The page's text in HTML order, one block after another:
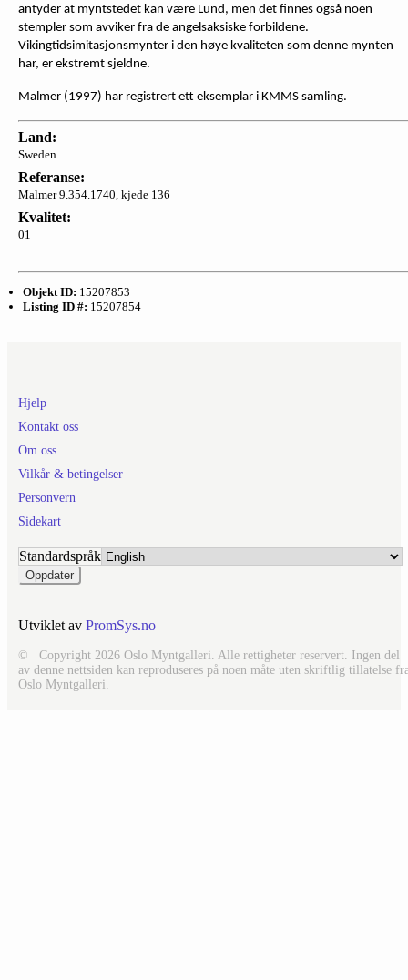
antyder at myntstedet kan være Lund, men det finnes også noen
stempler som avviker fra de angelsaksiske forbildene.
Vikingtidsimitasjonsmynter i den høye kvaliteten som denne mynten
har, er ekstremt sjeldne.
Malmer (1997) har registrert ett eksemplar i KMMS samling.
Land:
Sweden
Referanse:
Malmer 9.354.1740, kjede 136
Kvalitet:
01
Objekt ID: 15207853
Listing ID #: 15207854
Hjelp
Kontakt oss
Om oss
Vilkår & betingelser
Personvern
Sidekart
Standardspråk
Utviklet av PromSys.no
© Copyright 2026 Oslo Myntgalleri. Alle rettigheter reservert. Ingen del
av denne nettsiden kan reproduseres på noen måte uten skriftlig tillatelse
Oslo Myntgalleri.